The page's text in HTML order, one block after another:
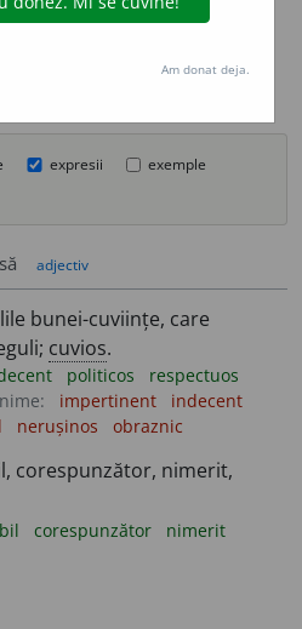
filele pe pagina de
expresii
exemple
să adjectiv
bunei-cuviințe, care
cuvios.
politicos
respectuos
impertinent
indecent
nerușinos obraznic
corespunzător, nimerit,
corespunzător
nimerit
Am donat deja.